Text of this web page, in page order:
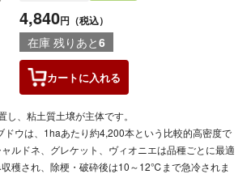
4,840円（税込）
在庫 残りあと6
カートに入れる
、粘土質土壌が主体です。
ドウは、1haあたり約4,200本という比較的高密度で
ルドネ、グレケット、ヴィオニエは品種ごとに最適
穫され、除梗・破砕後は10～12℃まで急冷されま